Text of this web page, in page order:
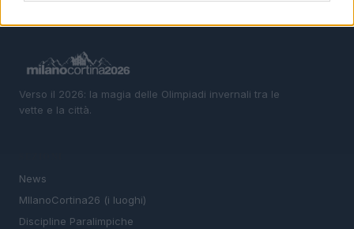
Verso il 2026: la magia delle Olimpiadi invernali tra le
vette e la città.
News
MIlanoCortina26 (i luoghi)
Discipline Paralimpiche